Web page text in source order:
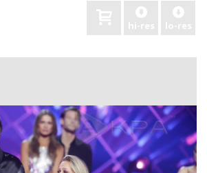
hi-res lo-res